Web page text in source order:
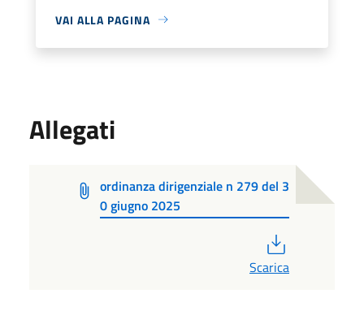
VAI ALLA PAGINA
Allegati
ordinanza dirigenziale n 279 del 3
0 giugno 2025
Scarica